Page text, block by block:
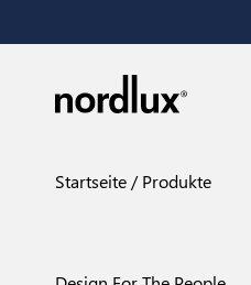
Startseite Produkte